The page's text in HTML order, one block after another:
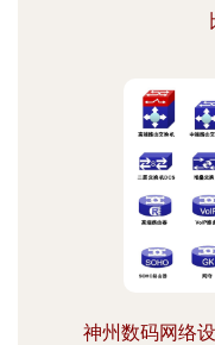
神州数码网络